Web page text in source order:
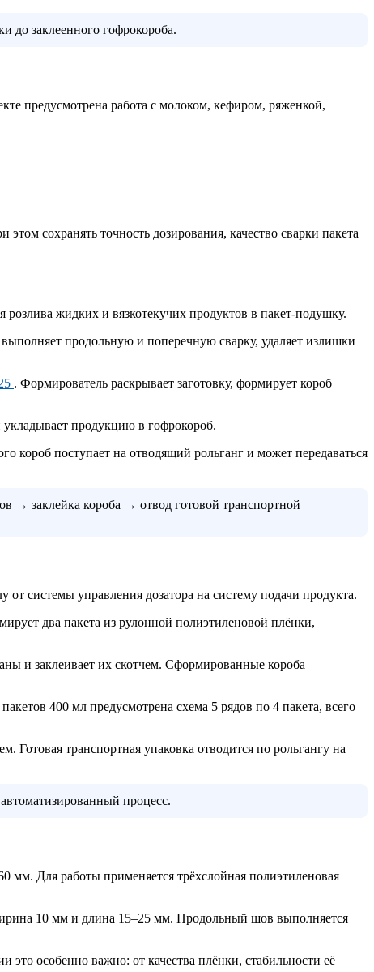
до заклеенного гофрокороба.
предусмотрена работа с молоком, кефиром, ряженкой,
сохранять точность дозирования, качество сварки пакета
жидких и вязкотекучих продуктов в пакет-подушку.
продольную и поперечную сварку, удаляет излишки
. Формирователь раскрывает заготовку, формирует короб
продукцию в гофрокороб.
короб поступает на отводящий рольганг и может передаваться
→ заклейка короба → отвод готовой транспортной
системы управления дозатора на систему подачи продукта.
два пакета из рулонной полиэтиленовой плёнки,
и заклеивает их скотчем. Сформированные короба
400 мл предусмотрена схема 5 рядов по 4 пакета, всего
транспортная упаковка отводится по рольгангу на
процесс.
Для работы применяется трёхслойная полиэтиленовая
10 мм и длина 15–25 мм. Продольный шов выполняется
особенно важно: от качества плёнки, стабильности её